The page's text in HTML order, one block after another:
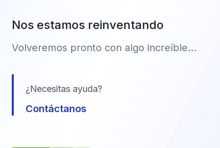
Nos estamos reinventando
Volveremos pronto con algo increíble...
¿Necesitas ayuda?
Contáctanos